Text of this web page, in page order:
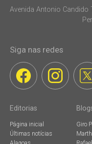
Avenida Antonio Candido
Siga nas redes
Editorias
Página inicial
Últimas notícias
Giro